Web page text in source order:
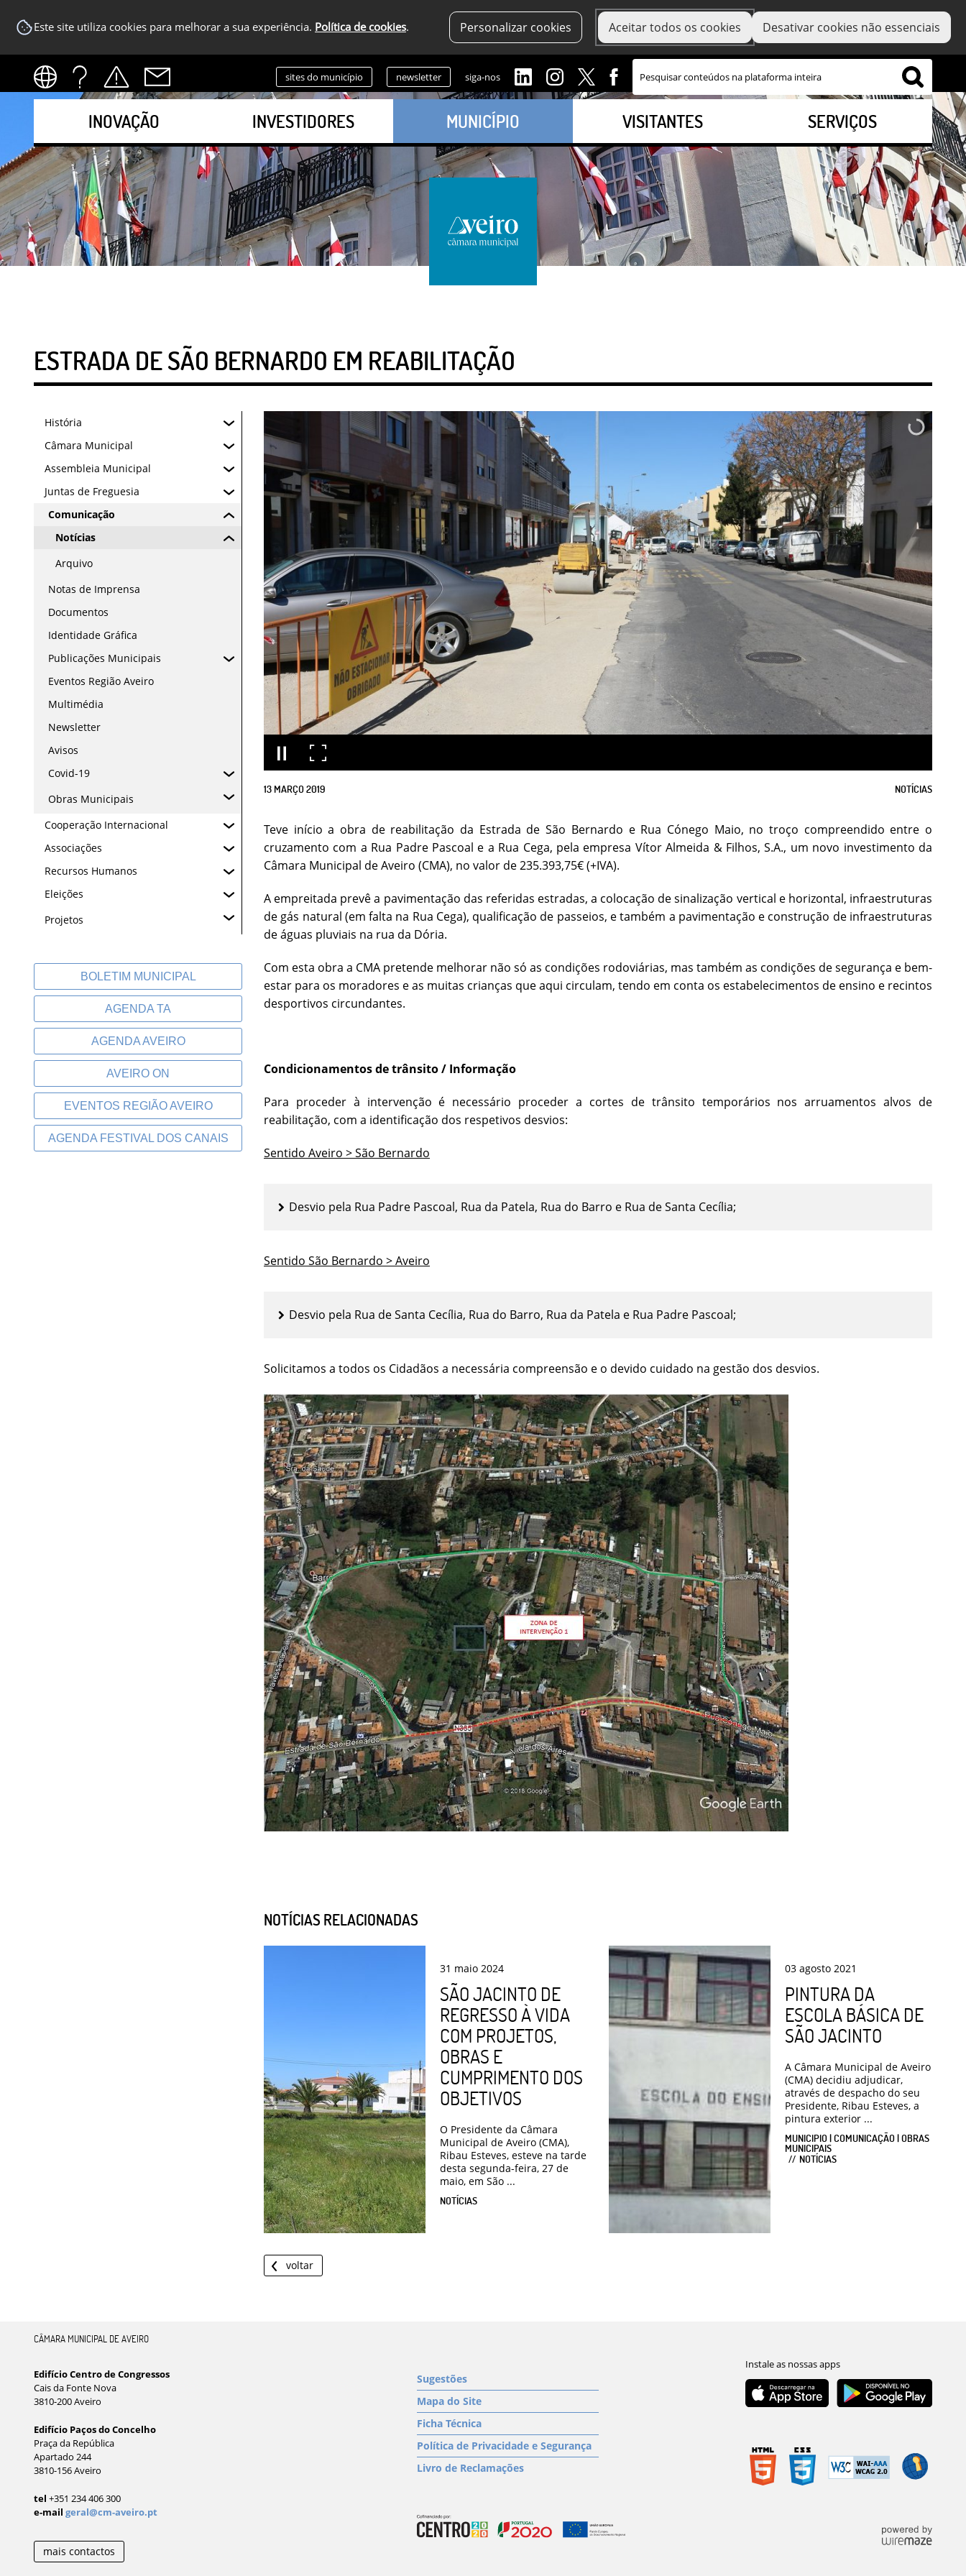
Este site utiliza cookies para melhorar a sua experiência. Política de cookies. Personalizar cookies Aceitar todos os cookies Desativar cookies não essenciais
sites do município newsletter siga-nos
INOVAÇÃO INVESTIDORES MUNICÍPIO VISITANTES SERVIÇOS
ESTRADA DE SÃO BERNARDO EM REABILITAÇÃO
História
Câmara Municipal
Assembleia Municipal
Juntas de Freguesia
Comunicação
Notícias
Arquivo
Notas de Imprensa
Documentos
Identidade Gráfica
Publicações Municipais
Eventos Região Aveiro
Multimédia
Newsletter
Avisos
Covid-19
Obras Municipais
Cooperação Internacional
Associações
Recursos Humanos
Eleições
Projetos
BOLETIM MUNICIPAL
AGENDA TA
AGENDA AVEIRO
AVEIRO ON
EVENTOS REGIÃO AVEIRO
AGENDA FESTIVAL DOS CANAIS
13 MARÇO2019 NOTÍCIAS
Teve início a obra de reabilitação da Estrada de São Bernardo e Rua Cónego Maio, no troço compreendido entre o
cruzamento com a Rua Padre Pascoal e a Rua Cega, pela empresa Vítor Almeida & Filhos, S.A., um novo investimento da
Câmara Municipal de Aveiro (CMA), no valor de 235.393,75€ (+IVA).
A empreitada prevê a pavimentação das referidas estradas, a colocação de sinalização vertical e horizontal, infraestruturas
de gás natural (em falta na Rua Cega), qualificação de passeios, e também a pavimentação e construção de infraestruturas
de águas pluviais na rua da Dória.
Com esta obra a CMA pretende melhorar não só as condições rodoviárias, mas também as condições de segurança e bem-
estar para os moradores e as muitas crianças que aqui circulam, tendo em conta os estabelecimentos de ensino e recintos
desportivos circundantes.
Condicionamentos de trânsito / Informação
Para proceder à intervenção é necessário proceder a cortes de trânsito temporários nos arruamentos alvos de
reabilitação, com a identificação dos respetivos desvios:
Sentido Aveiro > São Bernardo
Desvio pela Rua Padre Pascoal, Rua da Patela, Rua do Barro e Rua de Santa Cecília;
Sentido São Bernardo > Aveiro
Desvio pela Rua de Santa Cecília, Rua do Barro, Rua da Patela e Rua Padre Pascoal;
Solicitamos a todos os Cidadãos a necessária compreensão e o devido cuidado na gestão dos desvios.
NOTÍCIAS RELACIONADAS
31 maio 2024
SÃO JACINTO DE
REGRESSO À VIDA
COM PROJETOS,
OBRAS E
CUMPRIMENTO DOS
OBJETIVOS
O Presidente da Câmara
Municipal de Aveiro (CMA),
Ribau Esteves, esteve na tarde
desta segunda-feira, 27 de
maio, em São ...
NOTÍCIAS
03 agosto 2021
PINTURA DA
ESCOLA BÁSICA DE
SÃO JACINTO
A Câmara Municipal de Aveiro
(CMA) decidiu adjudicar,
através de despacho do seu
Presidente, Ribau Esteves, a
pintura exterior ...
MUNICIPIO | COMUNICAÇÃO | OBRAS
MUNICIPAIS
NOTÍCIAS
voltar
CÂMARA MUNICIPAL DE AVEIRO
Edifício Centro de Congressos
Cais da Fonte Nova
3810-200 Aveiro
Edifício Paços do Concelho
Praça da República
Apartado 244
3810-156 Aveiro
tel +351 234 406 300
e-mail geral@cm-aveiro.pt
mais contactos
Sugestões
Mapa do Site
Ficha Técnica
Política de Privacidade e Segurança
Livro de Reclamações